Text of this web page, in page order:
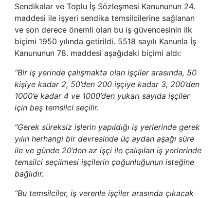
Sendikalar ve Toplu İş Sözleşmesi Kanununun 24.
maddesi ile işyeri sendika temsilcilerine sağlanan
ve son derece önemli olan bu iş güvencesinin ilk
biçimi 1950 yılında getirildi. 5518 sayılı Kanunla İş
Kanununun 78. maddesi aşağıdaki biçimi aldı:
“Bir iş yerinde çalışmakta olan işçiler arasında, 50
kişiye kadar 2, 50’den 200 işçiye kadar 3, 200’den
1000’e kadar 4 ve 1000’den yukarı sayıda işçiler
için beş temsilci seçilir.
“Gerek süreksiz işlerin yapıldığı iş yerlerinde gerek
yılın herhangi bir devresinde üç aydan aşağı süre
ile ve günde 20’den az işçi ile çalışılan iş yerlerinde
temsilci seçilmesi işçilerin çoğunluğunun isteğine
bağlıdır.
“Bu temsilciler, iş verenle işçiler arasında çıkacak